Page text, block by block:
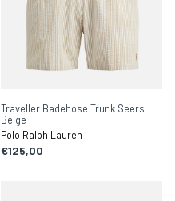
Traveller Badehose Trunk Seers
Beige
Polo Ralph Lauren
€125,00